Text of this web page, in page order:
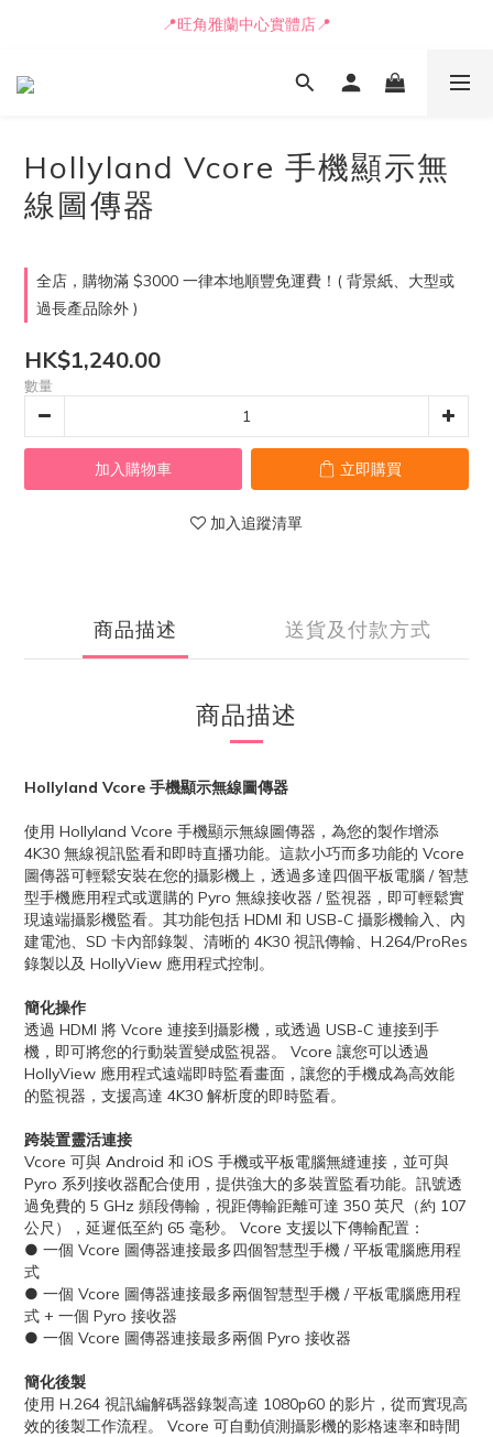
📒🖋️報價單 / 採購表格🖋️📒
📍旺角雅蘭中心實體店📍
🚛最快可即日安排貨車送到💨
Hollyland Vcore 手機顯示無
線圖傳器
全店，購物滿 $3000 一律本地順豐免運費！( 背景紙、大型或
過長產品除外 )
HK$1,240.00
數量
加入購物車 立即購買
加入追蹤清單
商品描述 送貨及付款方式
商品描述
Hollyland Vcore 手機顯示無線圖傳器
使用 Hollyland Vcore 手機顯示無線圖傳器，為您的製作增添
4K30 無線視訊監看和即時直播功能。這款小巧而多功能的 Vcor​​e
圖傳器可輕鬆安裝在您的攝影機上，透過多達四個平板電腦 / 智慧
型手機應用程式或選購的 Pyro 無線接收器 / 監視器，即可輕鬆實
現遠端攝影機監看。其功能包括 HDMI 和 USB-C 攝影機輸入、內
建電池、SD 卡內部錄製、清晰的 4K30 視訊傳輸、H.264/ProRes
錄製以及 HollyView 應用程式控制。
簡化操作
透過 HDMI 將 Vcor​​e 連接到攝影機，或透過 USB-C 連接到手
機，即可將您的行動裝置變成監視器。 Vcore 讓您可以透過
HollyView 應用程式遠端即時監看畫面，讓您的手機成為高效能
的監視器，支援高達 4K30 解析度的即時監看。
跨裝置靈活連接
Vcore 可與 Android 和 iOS 手機或平板電腦無縫連接，並可與
Pyro 系列接收器配合使用，提供強大的多裝置監看功能。訊號透
過免費的 5 GHz 頻段傳輸，視距傳輸距離可達 350 英尺（約 107
公尺），延遲低至約 65 毫秒。 Vcore 支援以下傳輸配置：
● 一個 Vcor​​e 圖傳器連接最多四個智慧型手機 / 平板電腦應用程
式
● 一個 Vcor​​e 圖傳器連接最多兩個智慧型手機 / 平板電腦應用程
式 + 一個 Pyro 接收器
● 一個 Vcor​​e 圖傳器連接最多兩個 Pyro 接收器
簡化後製
使用 H.264 視訊編解碼器錄製高達 1080p60 的影片，從而實現高
效的後製工作流程。 Vcore 可自動偵測攝影機的影格速率和時間